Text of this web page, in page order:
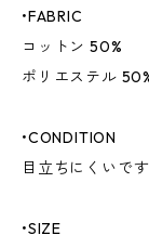
•FABRIC
コットン 50%
ポリエステル
•CONDITION
目立ちにくいで
•SIZE